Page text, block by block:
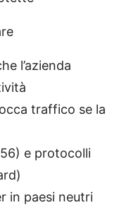
l’azienda
traffico se la
e protocolli
in paesi neutri